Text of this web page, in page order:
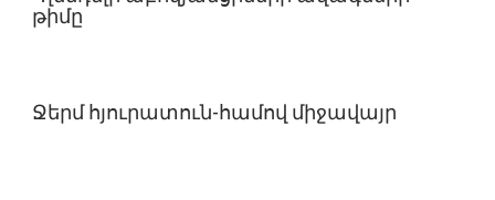
թիմը
Ջերմ հյուրատուն-համով միջավայր